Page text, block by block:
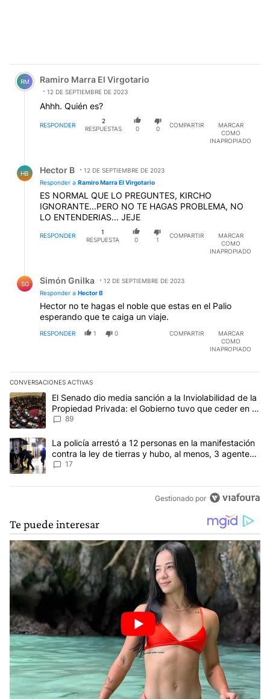
Comentario de Ramiro Marra El Virgotario.
RM Ramiro Marra El Virgotario
12 DE SEPTIEMBRE DE 2023
Ahhh. Quién es?
RESPONDER
2
RESPUESTAS
0 0
COMPARTIR
MARCAR
COMO
INAPROPIADO
HB Hector B
12 DE SEPTIEMBRE DE 2023
Responder a Ramiro Marra El Virgotario
ES NORMAL QUE LO PREGUNTES, KIRCHO
IGNORANTE...PERO NO TE HAGAS PROBLEMA, NO
LO ENTENDERIAS... JEJE
RESPONDER
1
RESPUESTA
0 1
COMPARTIR
MARCAR
COMO
INAPROPIADO
SG Simón Gnilka
12 DE SEPTIEMBRE DE 2023
Responder a Hector B
Hector no te hagas el noble que estas en el Palio
esperando que te caiga un viaje.
RESPONDER 1 0 COMPARTIR
MARCAR
COMO
INAPROPIADO
CONVERSACIONES ACTIVAS
Este listado muestra los artículos con más comentarios en los
Un artículo de tendencia con el título "El Senado dio media
El Senado dio media sanción a la Inviolabilidad de la
Propiedad Privada: el Gobierno tuvo que ceder en la
Ley del Manejo del Fuego
89
Un artículo de tendencia con el título "La policía arrestó a 12
La policía arrestó a 12 personas en la manifestación
contra la ley de tierras y hubo, al menos, 3 agentes
heridos
17
Gestionado por